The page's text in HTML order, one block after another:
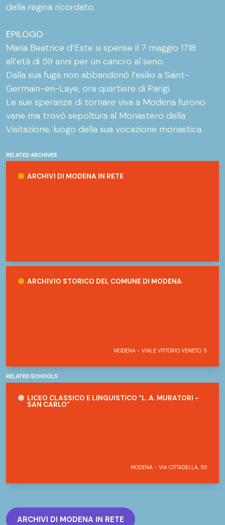
RELATED ARCHIVES
ARCHIVI DI MODENA IN RETE
ARCHIVIO STORICO DEL COMUNE DI MODENA
MODENA - VIALE VITTORIO VENETO, 5
RELATED SCHOOLS
LICEO CLASSICO E LINGUISTICO "L. A. MURATORI -
SAN CARLO"
MODENA - VIA CITTADELLA, 50
ARCHIVI DI MODENA IN RETE
della regina ricordato.
EPILOGO
Maria Beatrice d’Este si spense il 7 maggio 1718
all’età di 59 anni per un cancro al seno.
Dalla sua fuga non abbandonò l’esilio a Saint-
Germain-en-Laye, ora quartiere di Parigi.
Le sue speranze di tornare viva a Modena furono
vane ma trovò sepoltura al Monastero della
Visitazione, luogo della sua vocazione monastica.